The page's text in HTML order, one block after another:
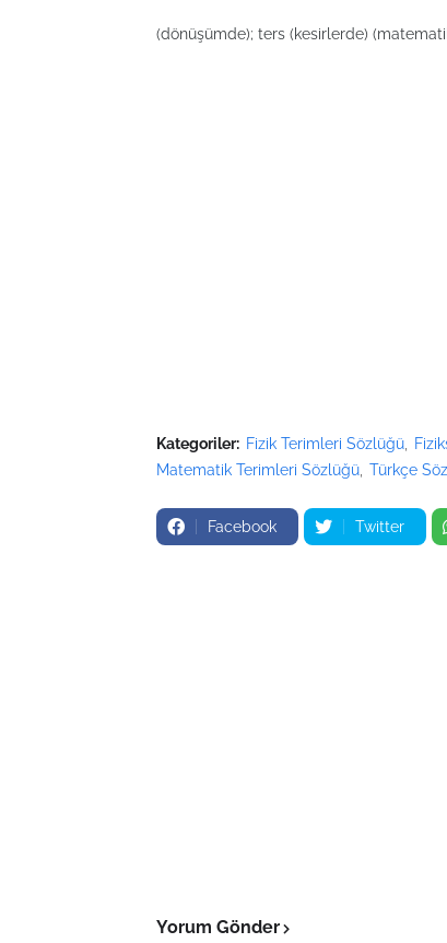
(dönüşümde); ters (kesirlerde)
Kategoriler: Fizik Terimleri Sözlüğü
Matematik Terimleri Sözlüğü Türkçe
Facebook Twitter
Yorum Gönder